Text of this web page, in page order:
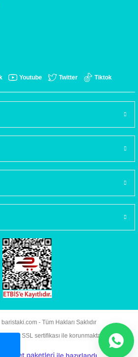
Youtube Twitter Tiktok
- Tüm Hakları Saklıdır
256bit SSL sertifikası ile korunmaktadır.
e- ile